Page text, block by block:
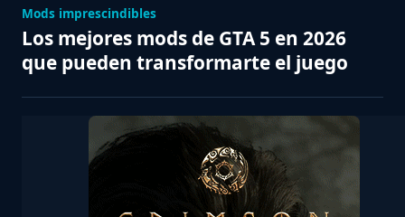
Mods imprescindibles
Los mejores mods de GTA 5 en 2026
que pueden transformarte el juego